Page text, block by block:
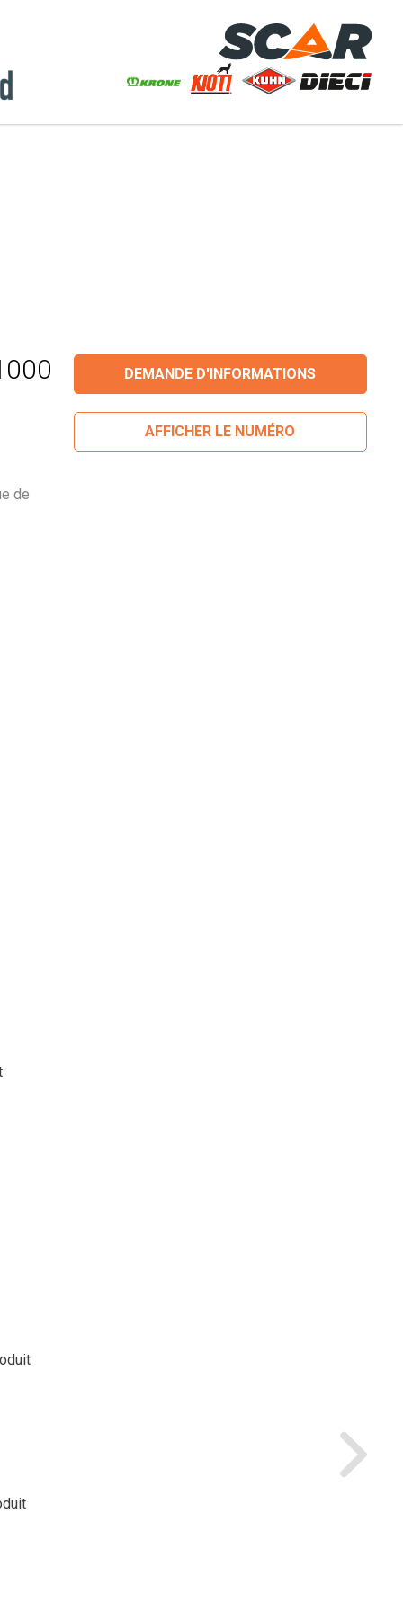
de
DEMANDE D'INFORMATIONS
AFFICHER LE NUMÉRO